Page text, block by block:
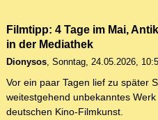
Filmtipp: 4 Tage im Mai,
in der Mediathek
Dionysos, Sonntag, 24.05.2026,
Vor ein paar Tagen lief zu später
weitestgehend unbekanntes
deutschen Kino-Filmkunst.